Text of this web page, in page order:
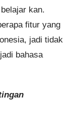
kan.
fitur yang
jadi tidak
bahasa